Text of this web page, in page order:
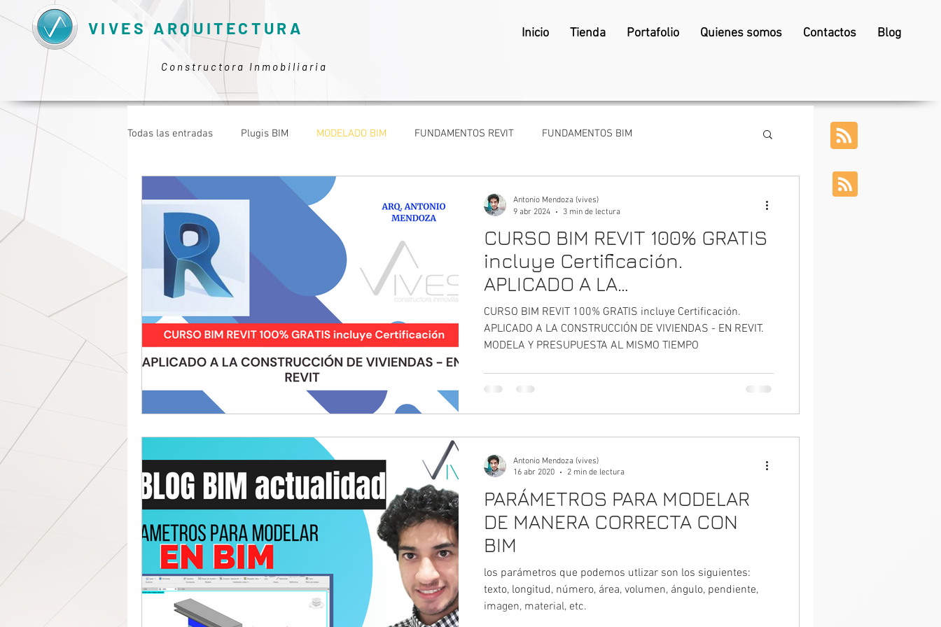
Inicio Tienda Portafolio Quienes somos Contactos Blog
VIVES ARQUITECTURA
Constructora Inmobiliaria
Todas las entradas Plugis BIM MODELADO BIM FUNDAMENTOS REVIT FUNDAMENTOS BIM
TRABAJAR COMO ARQUITECTO
CURSO BIM REVIT 100% GRATIS
incluye Certificación.
APLICADO A LA
CONSTRUCCIÓN DE VIVIENDAS
- EN REVIT. MODELA Y
PRESUPUESTA AL MISMO
TIEMPO
CURSO BIM REVIT 100% GRATIS incluye Certificación.
APLICADO A LA CONSTRUCCIÓN DE VIVIENDAS - EN REVIT.
MODELA Y PRESUPUESTA AL MISMO TIEMPO
Antonio Mendoza (vives)
9 abr 2024
3 min de lectura
PARÁMETROS PARA MODELAR
DE MANERA CORRECTA CON
BIM
los parámetros que podemos utlizar son los siguientes:
texto, longitud, número, área, volumen, ángulo, pendiente,
imagen, material, etc.
Antonio Mendoza (vives)
16 abr 2020
2 min de lectura